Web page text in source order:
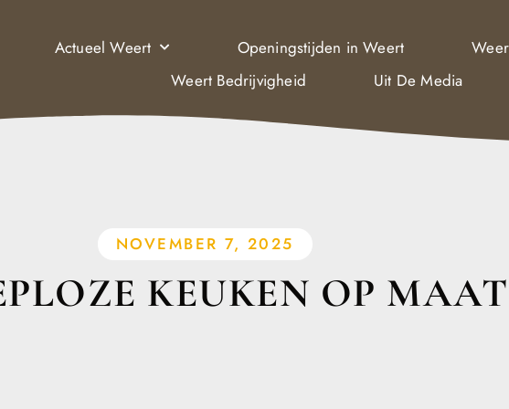
Actueel Weert Openingstijden in Weert
Weert Bedrijvigheid
Uit De Media
NOVEMBER 7, 2025
KEUKEN OP MAAT